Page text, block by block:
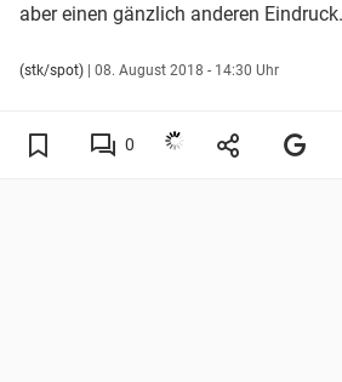
aber einen gänzlich anderen Eindruck.
(stk/spot) | 08. August 2018 - 14:30 Uhr
0